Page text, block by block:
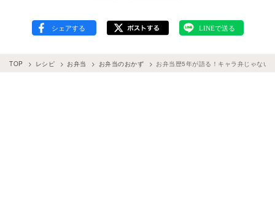
TOP レシピ お弁当 お弁当のおかず お弁当歴5年が語る！キャラ弁じゃない